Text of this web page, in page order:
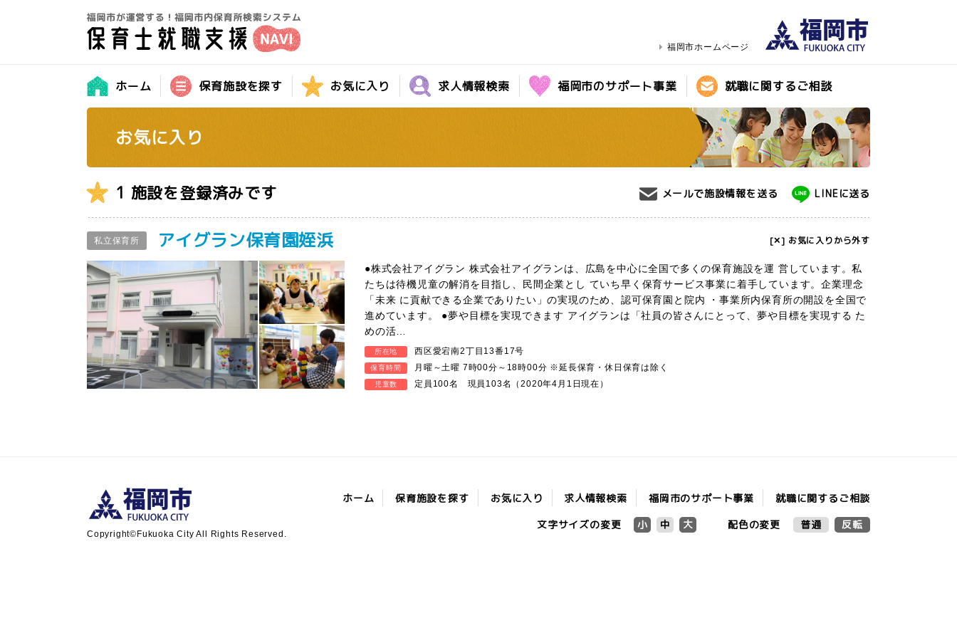
福岡市ホームページ
ホーム 保育施設を探す お気に入り 求人情報検索 福岡市のサポート事業 就職に関するご相談
お気に入り
1 施設を登録済みです メールで施設情報を送る LINEに送る
私立保育所 アイグラン保育園姪浜
●株式会社アイグラン 株式会社アイグランは、広島を中心に全国で多くの保育施設を運 営しています。私
たちは待機児童の解消を目指し、民間企業とし ていち早く保育サービス事業に着手しています。企業理念
「未来 に貢献できる企業でありたい」の実現のため、認可保育園と院内 ・事業所内保育所の開設を全国で
進めています。 ●夢や目標を実現できます アイグランは「社員の皆さんにとって、夢や目標を実現する た
めの活…
所在地 西区愛宕南2丁目13番17号
保育時間 月曜～土曜 7時00分～18時00分 ※延長保育・休日保育は除く
児童数 定員100名 現員103名（2020年4月1日現在）
[✕] お気に入りから外す
ホーム 保育施設を探す お気に入り 求人情報検索 福岡市のサポート事業 就職に関するご相談
文字サイズの変更 小 中 大 配色の変更 普通 反転
Copyright©Fukuoka City All Rights Reserved.